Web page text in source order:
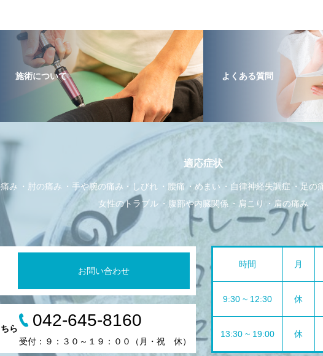
施術について よくある質問
適応症状
み 肘の痛み 手や腕の痛み・しびれ 腰痛 めまい 自律神経失調症 足の
女性のトラブル
腹部や内臓関係 肩こり 肩の痛み
お問い合わせ
ら 042-645-8160
受付：９：３０～１９：００（月・祝 休）
時間 月
9:30 ~ 12:30 休
13:30 ~ 19:00 休